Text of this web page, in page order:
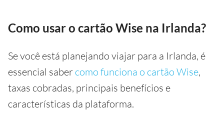
Como usar o cartão Wise na Irlanda?
Se você está planejando viajar para a Irlanda, é
essencial saber como funciona o cartão Wise,
taxas cobradas, principais benefícios e
características da plataforma.